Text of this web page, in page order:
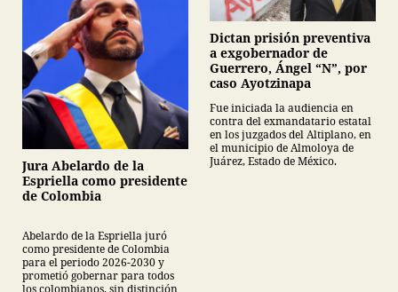
Jura Abelardo de la
Espriella como presidente
de Colombia
Abelardo de la Espriella juró
como presidente de Colombia
para el periodo 2026-2030 y
prometió gobernar para todos
Dictan prisión preventiva
a exgobernador de
Guerrero, Ángel “N”, por
caso Ayotzinapa
Fue iniciada la audiencia en
contra del exmandatario estatal
en los juzgados del Altiplano, en
el municipio de Almoloya de
Juárez, Estado de México.